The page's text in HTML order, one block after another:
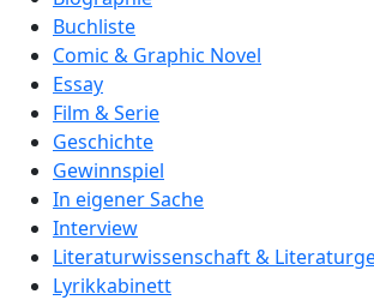
Buchliste
Comic & Graphic Novel
Essay
Film & Serie
Geschichte
Gewinnspiel
In eigener Sache
Interview
Literaturwissenschaft &
Lyrikkabinett